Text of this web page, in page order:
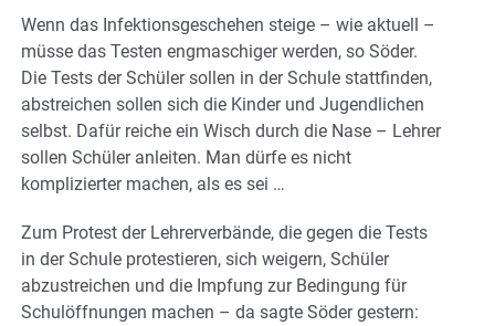
Wenn das Infektionsgeschehen steige – wie aktuell –
müsse das Testen engmaschiger werden, so Söder.
Die Tests der Schüler sollen in der Schule stattfinden,
abstreichen sollen sich die Kinder und Jugendlichen
selbst. Dafür reiche ein Wisch durch die Nase – Lehrer
sollen Schüler anleiten. Man dürfe es nicht
komplizierter machen, als es sei …
Zum Protest der Lehrerverbände, die gegen die Tests
in der Schule protestieren, sich weigern, Schüler
abzustreichen und die Impfung zur Bedingung für
Schulöffnungen machen – da sagte Söder gestern: